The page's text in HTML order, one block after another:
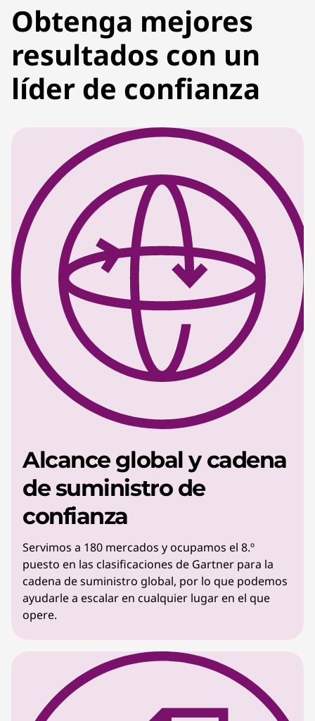
Obtenga mejores
resultados con un
líder de confianza
Alcance global y cadena
de suministro de
confianza
Servimos a 180 mercados y ocupamos el 8.º
puesto en las clasificaciones de Gartner para la
cadena de suministro global, por lo que podemos
ayudarle a escalar en cualquier lugar en el que
opere.